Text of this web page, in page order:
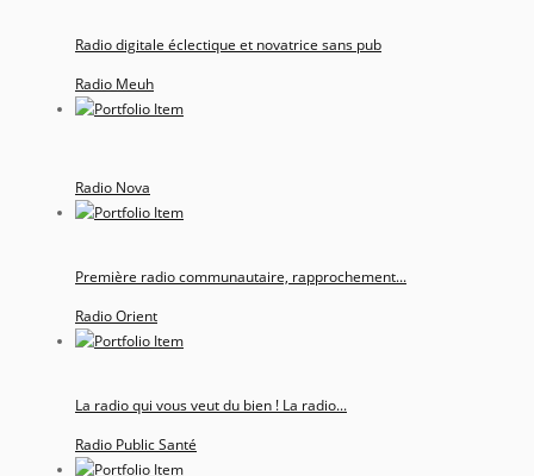
Radio digitale éclectique et novatrice sans pub
Radio Meuh
Radio Nova
Première radio communautaire, rapprochement...
Radio Orient
La radio qui vous veut du bien ! La radio...
Radio Public Santé